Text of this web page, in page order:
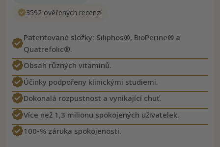
3592 ověřených recenzí
Patentované složky: Siliphos®, BioPerine® a
Quatrefolic®.
Obsah různých vitamínů.
Účinky podpořeny klinickými studiemi.
Dokonalá rozpustnost a vynikající chuť.
Více než 1,3 milionu spokojených uživatelek.
100-% záruka spokojenosti.